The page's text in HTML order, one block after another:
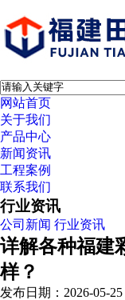
网站首页
关于我们
产品中心
新闻资讯
工程案例
联系我们
行业资讯
公司新闻 行业资讯
详解各种福建
样？
发布日期：2026-05-